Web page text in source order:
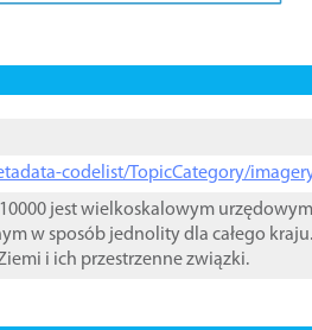
codelist/TopicCategory/
jest wielkoskalowym
w sposób jednolity dla całego
i ich przestrzenne związki.